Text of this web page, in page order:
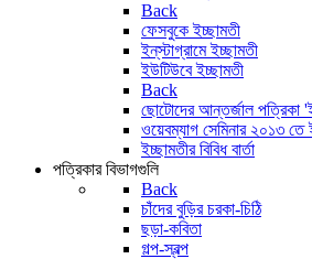
Back
ফেসবুকে ইচ্ছামতী
ইন্‌স্টাগ্রামে ইচ্ছামতী
ইউটিউবে ইচ্ছামতী
Back
ছোটোদের আন্তর্জাল পত্রিকা
ওয়েবম্যাগ সেমিনার ২০১৩ তে
ইচ্ছামতীর বিবিধ বার্তা
পত্রিকার বিভাগগুলি
Back
চাঁদের বুড়ির চরকা-চিঠি
ছড়া-কবিতা
গল্প-স্বল্প